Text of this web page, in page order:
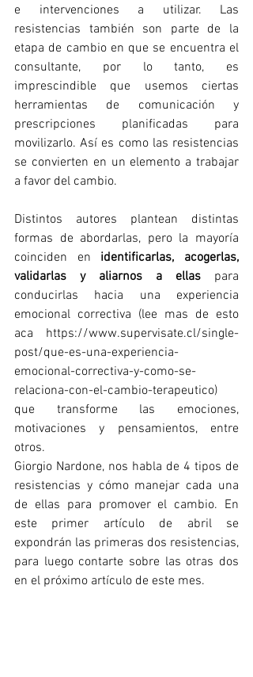
e intervenciones a utilizar. Las
resistencias también son parte de la
etapa de cambio en que se encuentra el
consultante, por lo tanto, es
imprescindible que usemos ciertas
herramientas de comunicación y
prescripciones planificadas para
movilizarlo. Así es como las resistencias
se convierten en un elemento a trabajar
a favor del cambio.
Distintos autores plantean distintas
formas de abordarlas, pero la mayoría
coinciden en identificarlas, acogerlas,
validarlas y aliarnos a ellas para
conducirlas hacia una experiencia
emocional correctiva (lee mas de esto
aca https://www.supervisate.cl/single-
post/que-es-una-experiencia-
emocional-correctiva-y-como-se-
relaciona-con-el-cambio-terapeutico)
que transforme las emociones,
motivaciones y pensamientos, entre
otros.
Giorgio Nardone, nos habla de 4 tipos de
resistencias y cómo manejar cada una
de ellas para promover el cambio. En
este primer artículo de abril se
expondrán las primeras dos resistencias,
para luego contarte sobre las otras dos
en el próximo artículo de este mes.